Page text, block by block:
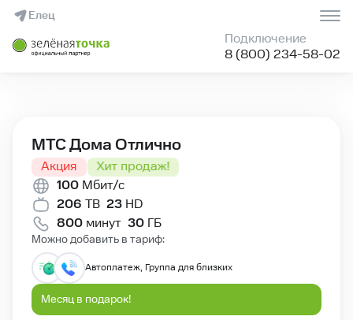
Елец
Подключение
8 (800) 234-58-02
МТС Дома Отлично
Акция Хит продаж!
100 Мбит/с
206 ТВ 23 HD
800 минут 30 ГБ
Можно добавить в тариф:
Автоплатеж, Группа для близких
Месяц в подарок!